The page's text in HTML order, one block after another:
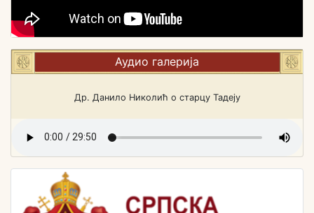
Аудио галерија
Др. Данило Николић о старцу Тадеју